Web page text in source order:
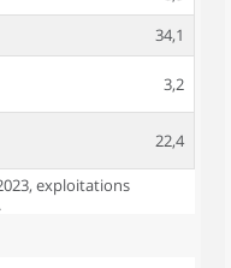
34,1
3,2
22,4
exploitations